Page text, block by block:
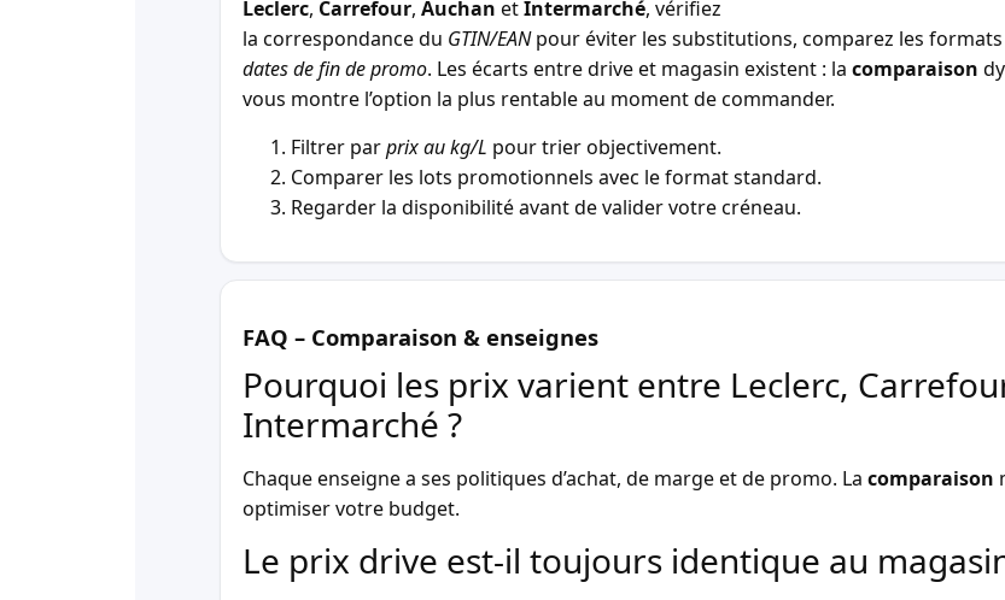
Leclerc, Carrefour, Auchan etIntermarché, vérifiez
la correspondance du GTIN/EANpour éviter les substitutions, comparez les formats
dates de fin de promo. Les écarts entre drive et magasin existent : la comparaison
vous montre l’option la plus rentable au moment de commander.
Filtrer parprix au kg/L pour trier objectivement.
Comparer les lots promotionnels avec le format standard.
Regarder la disponibilité avant de valider votre créneau.
FAQ – Comparaison & enseignes
Pourquoi les prix varient entre Leclerc,
Intermarché ?
Chaque enseigne a ses politiques d’achat, de marge et de promo. La comparaison
optimiser votre budget.
Le prix drive est-il toujours identique au